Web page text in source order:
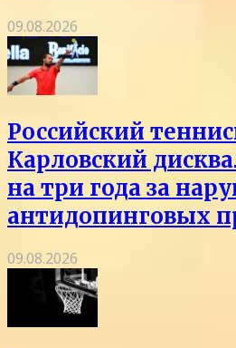
09.08.2026
Российский
Карловский
на три года за
антидопинговых
09.08.2026